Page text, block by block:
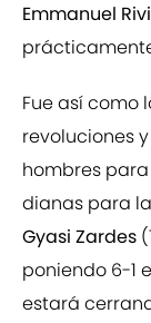
Emmanuel
Fue así como
revoluciones
hombres
dianas para
Gyasi Zardes
poniendo 6-1
estará